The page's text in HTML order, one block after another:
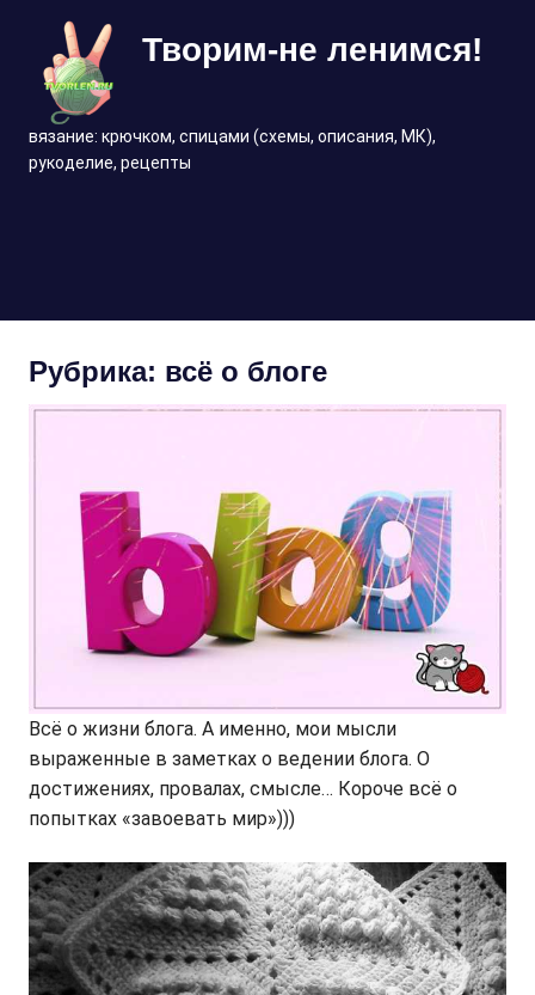
содержимому
Творим-не ленимся!
вязание: крючком, спицами (схемы, описания, МК),
рукоделие, рецепты
Рубрика: всё о блоге
Всё о жизни блога. А именно, мои мысли
выраженные в заметках о ведении блога. О
достижениях, провалах, смысле… Короче всё о
попытках «завоевать мир»)))